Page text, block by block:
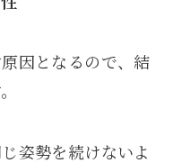
因となるので、結
姿勢を続けないよ